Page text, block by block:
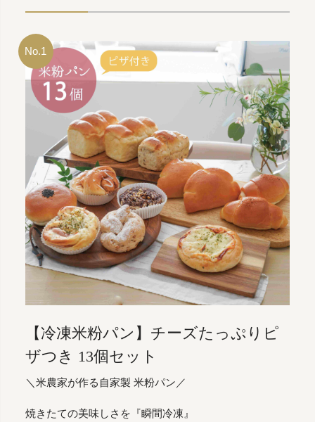
【冷凍米粉パン】チーズたっぷりピ
ザつき 13個セット
＼米農家が作る自家製 米粉パン／
焼きたての美味しさを『瞬間冷凍』